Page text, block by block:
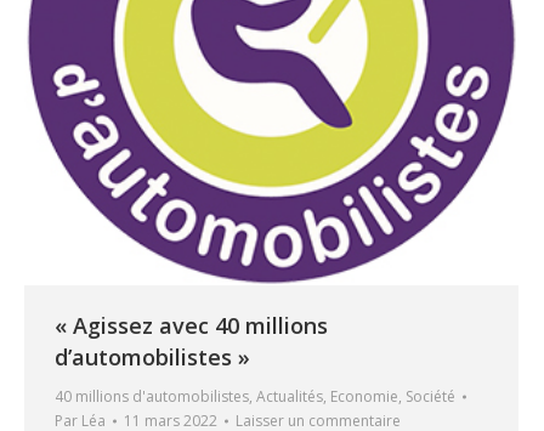
« Agissez avec 40 millions
d’automobilistes »
40 millions d'automobilistes, Actualités, Economie, Société
Par Léa 11 mars 2022 Laisser un commentaire